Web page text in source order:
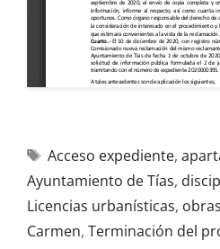
Acceso expediente,
Ayuntamiento de Tías,
Licencias urbanísticas, obras
Carmen, Terminación del